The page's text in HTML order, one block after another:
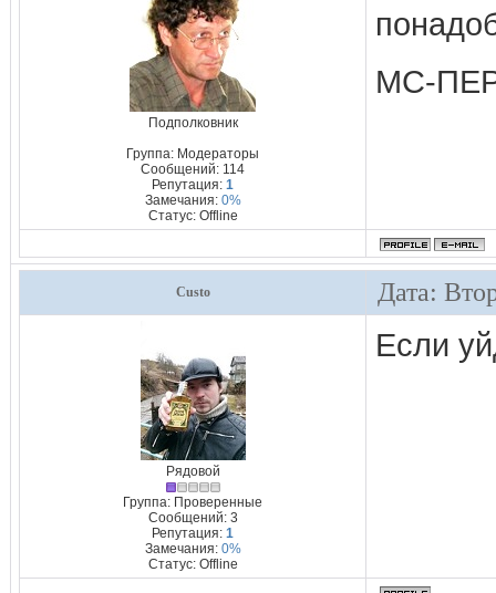
Подполковник
Группа: Модераторы
Сообщений: 114
Репутация: 1
Замечания: 0%
Статус: Offline
МС-
Custo Дата:
Рядовой
Группа: Проверенные
Сообщений: 3
Репутация: 1
Замечания: 0%
Статус: Offline
Если